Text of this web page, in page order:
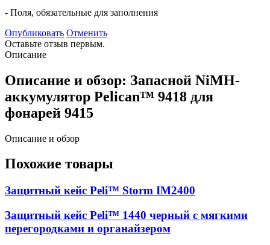
- Поля, обязательные для заполнения
Опубликовать Отменить
Оставьте отзыв первым.
Описание
Описание и обзор: Запасной NiMH-
аккумулятор Pelican™ 9418 для
фонарей 9415
Описание и обзор
Похожие товары
Защитный кейс Peli™ Storm IM2400
Защитный кейс Peli™ 1440 черный с мягкими
перегородками и органайзером